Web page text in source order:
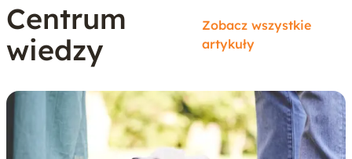
Centrum
wiedzy
Zobacz wszystkie
artykuły